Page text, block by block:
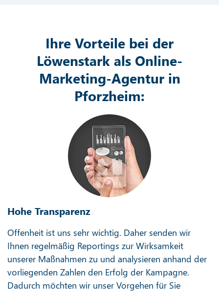
Ihre Vorteile bei der
Löwenstark als Online-
Marketing-Agentur in
Pforzheim:
Hohe Transparenz
Offenheit ist uns sehr wichtig. Daher senden wir
Ihnen regelmäßig Reportings zur Wirksamkeit
unserer Maßnahmen zu und analysieren anhand der
vorliegenden Zahlen den Erfolg der Kampagne.
Dadurch möchten wir unser Vorgehen für Sie